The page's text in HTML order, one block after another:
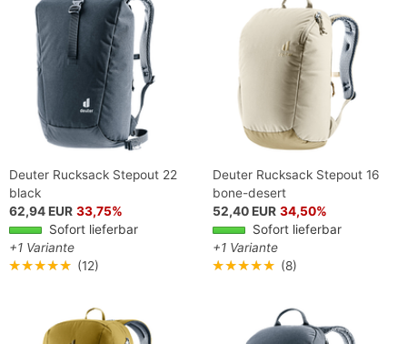
Deuter Rucksack Stepout 22
black
62,94 EUR 33,75%
Sofort lieferbar
+1 Variante
★★★★★ (12)
Deuter Rucksack Stepout 16
bone-desert
52,40 EUR 34,50%
Sofort lieferbar
+1 Variante
★★★★★ (8)